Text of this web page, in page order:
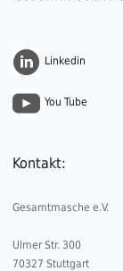
Linkedin
You Tube
Kontakt:
Gesamtmasche e.V.
Ulmer Str. 300
70327 Stuttgart